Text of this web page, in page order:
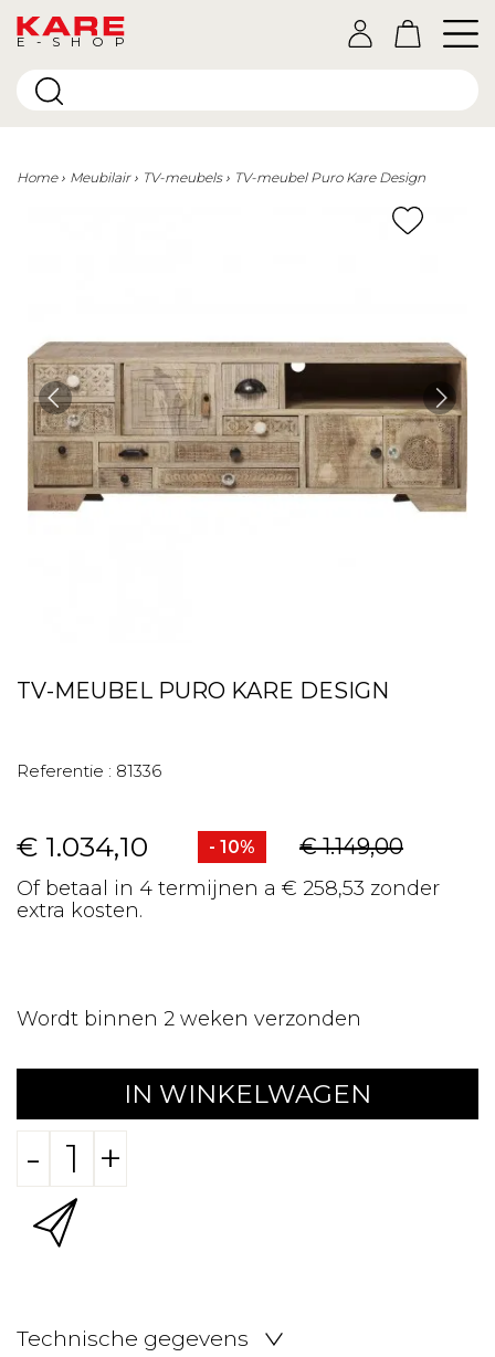
E-SHOP
Home Meubilair TV-meubels TV-meubel Puro Kare Design
TV-MEUBEL PURO KARE DESIGN
Referentie : 81336
€ 1.034,10 - 10% € 1.149,00
Of betaal in 4 termijnen a € 258,53 zonder
extra kosten.
Wordt binnen 2 weken verzonden
IN WINKELWAGEN
- +
Technische gegevens